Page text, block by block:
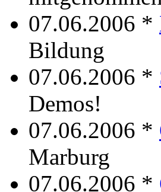
07.06.2006 *
Bildung
07.06.2006 *
Demos!
07.06.2006 *
Marburg
07.06.2006 *